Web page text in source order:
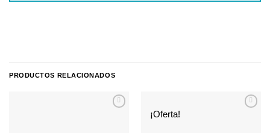
PRODUCTOS RELACIONADOS
¡Oferta!